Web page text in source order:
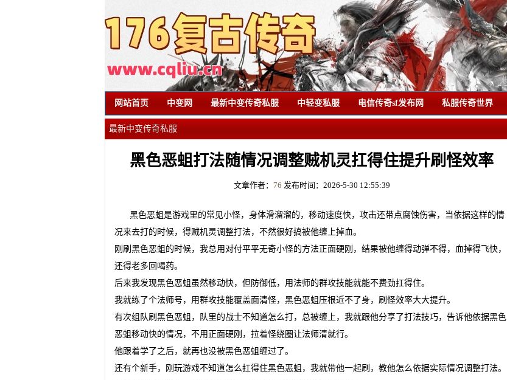
网站首页 中变网 最新中变传奇私服 中轻变私服 电信传奇sf发布网 私服传奇世界
最新中变传奇私服
黑色恶蛆打法随情况调整贼机灵扛得住提升刷怪效率
文章作者： 76 发布时间：2026-5-30 12:55:39
黑色恶蛆是游戏里的常见小怪，身体滑溜溜的，移动速度快，攻击还带点腐蚀伤害，当依据这样的情
况来去打的时候，得贼机灵调整打法，不然很好搞被他缠上掉血。
刚刷黑色恶蛆的时候，我总用对付平平无奇小怪的方法正面硬刚，结果被他缠得动弹不得，血掉得飞快，
还得老多回喝药。
后来我发现黑色恶蛆虽然移动快，但防御低，用法师的群攻技能就能不费劲扛得住。
我就练了个法师号，用群攻技能覆盖面清怪，黑色恶蛆压根近不了身，刷怪效率大大提升。
有次组队刷黑色恶蛆，队里的战士不知道怎么打，总被缠上，我就跟他分享了打法技巧，告诉他依据黑色
恶蛆移动快的情况，不用正面硬刚，拉着怪绕圈让法师清就行。
他跟着学了之后，就再也没被黑色恶蛆缠过了。
还有个新手，刚玩游戏不知道怎么扛得住黑色恶蛆，我就带他一起刷，教他怎么依据实际情况调整打法。